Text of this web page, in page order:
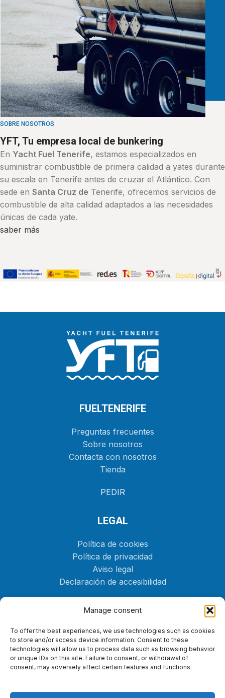
Manage consent
To offer the best experiences, we use technologies such as cookies
to store and/or access device information. Consent to these
technologies will allow us to process data such as browsing behavior
or unique IDs on this site. Failure to consent, or withdrawal of
consent, may adversely affect certain features and functions.
SOBRE NOSOTROS
YFT, Tu empresa local de bunkering
En Yacht Fuel Tenerife, estamos especializados en
suministrar combustible de primera calidad a yates durante
su escala en Tenerife antes de cruzar el Atlántico. Con
sede en Santa Cruz de Tenerife, ofrecemos servicios de
combustible de alta calidad adaptados a las necesidades
únicas de cada yate.
saber más
FUELTENERIFE
Preguntas frecuentes
Sobre nosotros
Contacta con nosotros
Tienda
PEDIR
LEGAL
Política de cookies
Política de privacidad
Aviso legal
Declaración de accesibilidad
CONTÁCTANOS
(+34) 646 72 82 42
Yacht@fueltenerife.com